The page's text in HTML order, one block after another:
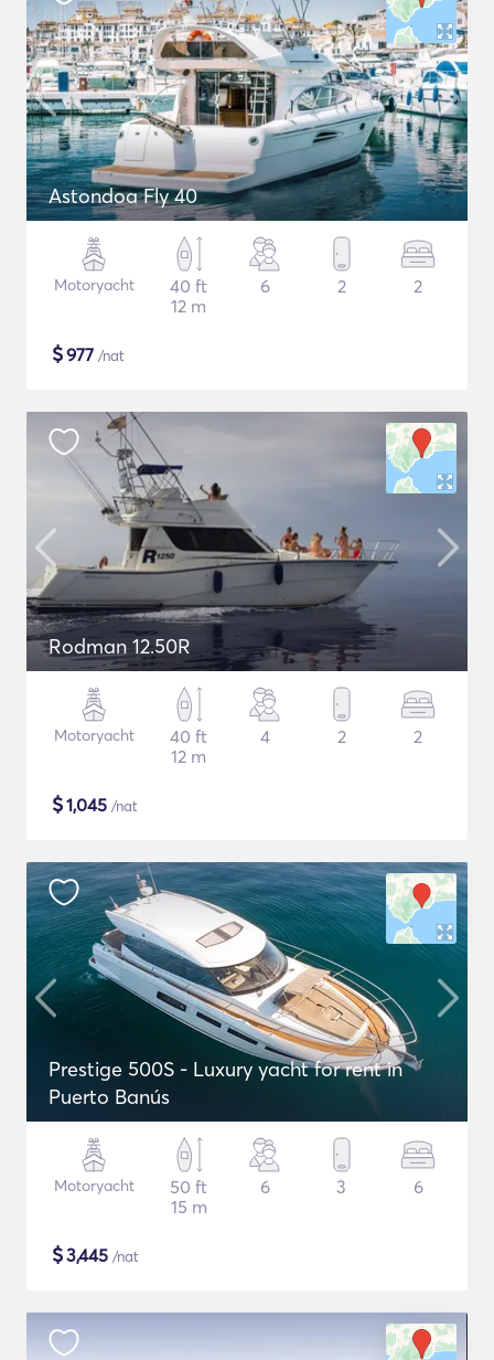
Astondoa Fly 40
Motoryacht
40 ft
12 m
6 2 2
$977 /nat
Rodman 12.50R
Motoryacht
40 ft
12 m
4 2 2
$1,045 /nat
Prestige 500S - Luxury yacht for rent in
Puerto Banús
Motoryacht
50 ft
15 m
6 3 6
$3,445 /nat